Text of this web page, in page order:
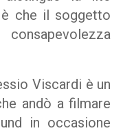
è che il soggetto
Viscardi è un
andò a filmare
in occasione